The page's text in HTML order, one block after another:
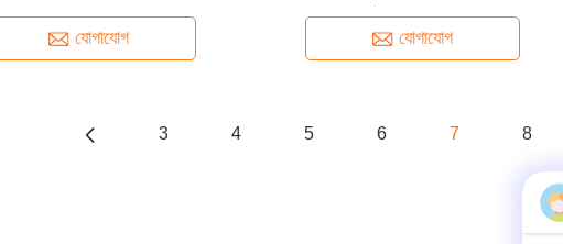
যোগাযোগ যোগাযোগ
3 4 5 6 7 8